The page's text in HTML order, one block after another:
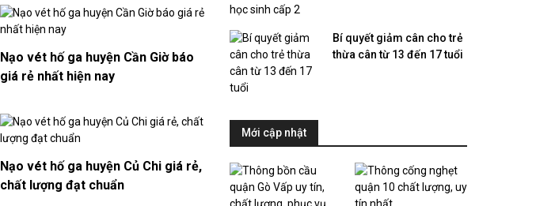
Nạo vét hố ga huyện Cần Giờ báo
giá rẻ nhất hiện nay
Nạo vét hố ga huyện Củ Chi giá rẻ,
chất lượng đạt chuẩn
Bí quyết giảm cân cho trẻ
thừa cân từ 13 đến 17 tuổi
Mới cập nhật